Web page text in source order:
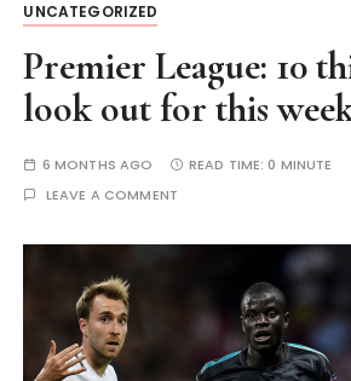
UNCATEGORIZED
Premier League: 10
look out for this
6 MONTHS AGO READ TIME: 0 MINUTE
LEAVE A COMMENT